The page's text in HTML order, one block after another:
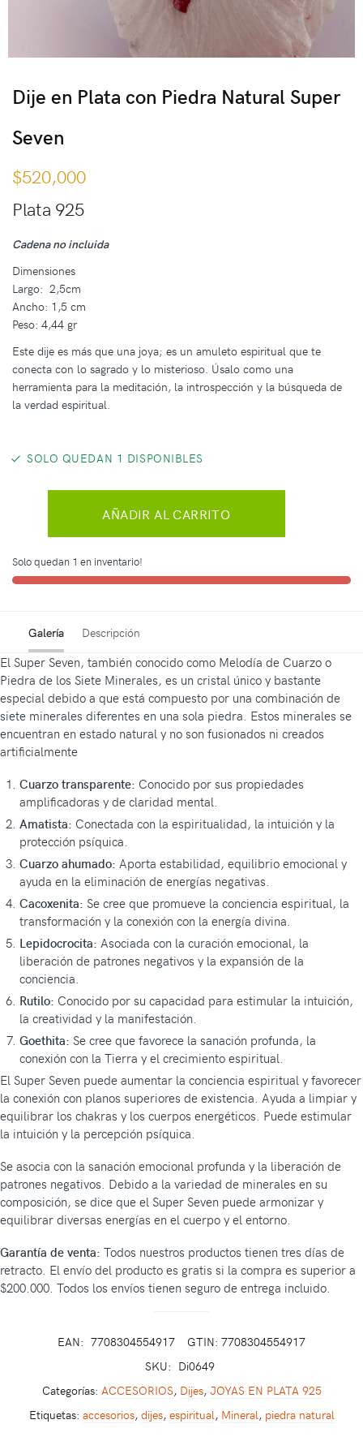
Dije en Plata con Piedra Natural Super
Seven
$520,000
Plata 925
Cadena no incluida
Dimensiones
Largo: 2,5cm
Ancho: 1,5 cm
Peso: 4,44 gr
Este dije es más que una joya; es un amuleto espiritual que te
conecta con lo sagrado y lo misterioso. Úsalo como una
herramienta para la meditación, la introspección y la búsqueda de
la verdad espiritual.
SOLO QUEDAN 1 DISPONIBLES
AÑADIR AL CARRITO
Solo quedan 1 en inventario!
Galería Descripción
El Super Seven, también conocido como Melodía de Cuarzo o
Piedra de los Siete Minerales, es un cristal único y bastante
especial debido a que está compuesto por una combinación de
siete minerales diferentes en una sola piedra. Estos minerales se
encuentran en estado natural y no son fusionados ni creados
artificialmente
Cuarzo transparente: Conocido por sus propiedades
amplificadoras y de claridad mental.
Amatista: Conectada con la espiritualidad, la intuición y la
protección psíquica.
Cuarzo ahumado: Aporta estabilidad, equilibrio emocional y
ayuda en la eliminación de energías negativas.
Cacoxenita: Se cree que promueve la conciencia espiritual, la
transformación y la conexión con la energía divina.
Lepidocrocita: Asociada con la curación emocional, la
liberación de patrones negativos y la expansión de la
conciencia.
Rutilo: Conocido por su capacidad para estimular la intuición,
la creatividad y la manifestación.
Goethita: Se cree que favorece la sanación profunda, la
conexión con la Tierra y el crecimiento espiritual.
El Super Seven puede aumentar la conciencia espiritual y favorecer
la conexión con planos superiores de existencia. Ayuda a limpiar y
equilibrar los chakras y los cuerpos energéticos. Puede estimular
la intuición y la percepción psíquica.
Se asocia con la sanación emocional profunda y la liberación de
patrones negativos. Debido a la variedad de minerales en su
composición, se dice que el Super Seven puede armonizar y
equilibrar diversas energías en el cuerpo y el entorno.
Garantía de venta: Todos nuestros productos tienen tres días de
retracto. El envío del producto es gratis si la compra es superior a
$200.000. Todos los envíos tienen seguro de entrega incluido.
EAN: 7708304554917
GTIN: 7708304554917
SKU: Di0649
Categorías: ACCESORIOS, Dijes, JOYAS EN PLATA 925
Etiquetas: accesorios, dijes, espiritual, Mineral, piedra natural